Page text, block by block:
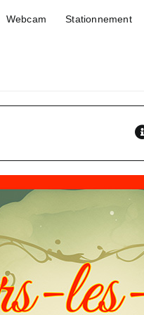
Webcam Stationnement